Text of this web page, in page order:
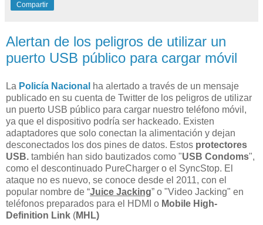
Compartir
Alertan de los peligros de utilizar un
puerto USB público para cargar móvil
La Policía Nacional ha alertado a través de un mensaje
publicado en su cuenta de Twitter de los peligros de utilizar
un puerto USB público para cargar nuestro teléfono móvil,
ya que el dispositivo podría ser hackeado. Existen
adaptadores que solo conectan la alimentación y dejan
desconectados los dos pines de datos. Estos protectores
USB. también han sido bautizados como "USB Condoms",
como el descontinuado PureCharger o el SyncStop. El
ataque no es nuevo, se conoce desde el 2011, con el
popular nombre de “Juice Jacking” o "Video Jacking" en
teléfonos preparados para el HDMI o Mobile High-
Definition Link (MHL)